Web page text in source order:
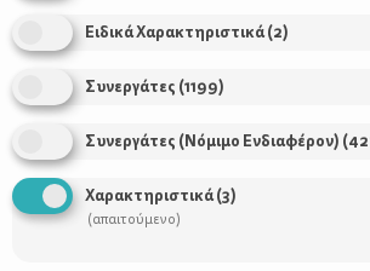
Χρήσιμοι
Τι είναι το ΔΕΛΤΑ
Ειδικά Χαρακτηριστικά(2)
Συνεργάτες (1199)
Συνεργάτες (Νόμιμο Ενδιαφέρον) (
Χαρακτηριστικά(3)
(απαιτούμενο)